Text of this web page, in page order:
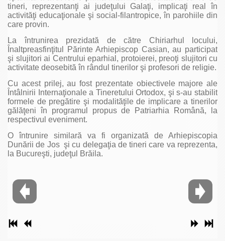
tineri, reprezentanţi ai judeţului Galaţi, implicaţi real în
activităţi educaţionale şi social-filantropice, în parohiile din
care provin.
La întrunirea prezidată de către Chiriarhul locului,
Înaltpreasfinţitul Părinte Arhiepiscop Casian, au participat
şi slujitori ai Centrului eparhial, protoierei, preoţi slujitori cu
activitate deosebită în rândul tinerilor şi profesori de religie.
Cu acest prilej, au fost prezentate obiectivele majore ale
Întâlnirii Internaţionale a Tineretului Ortodox, şi s-au stabilit
formele de pregătire şi modalităţile de implicare a tinerilor
gălăţeni în programul propus de Patriarhia Română, la
respectivul eveniment.
O întrunire similară va fi organizată de Arhiepiscopia
Dunării de Jos şi cu delegaţia de tineri care va reprezenta,
la Bucureşti, judeţul Brăila.